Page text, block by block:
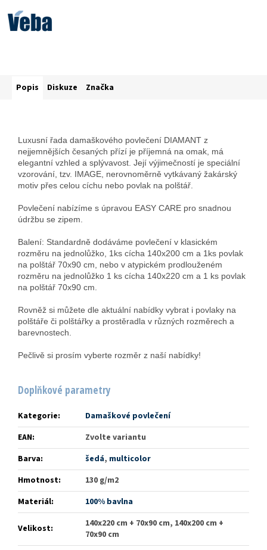
Popis Diskuze Značka
Luxusní řada damaškového povlečení DIAMANT z
nejjemnějších česaných přízí je příjemná na omak, má
elegantní vzhled a splývavost. Její výjimečností je speciální
vzorování, tzv. IMAGE, nerovnoměrně vytkávaný žakárský
motiv přes celou cíchu nebo povlak na polštář.
Povlečení nabízíme s úpravou EASY CARE pro snadnou
údržbu se zipem.
Balení: Standardně dodáváme povlečení v klasickém
rozměru na jednolůžko, 1ks cícha 140x200 cm a 1ks povlak
na polštář 70x90 cm, nebo v atypickém prodlouženém
rozměru na jednolůžko 1 ks cícha 140x220 cm a 1 ks povlak
na polštář 70x90 cm.
Rovněž si můžete dle aktuální nabídky vybrat i povlaky na
polštáře či polštářky a prostěradla v různých rozměrech a
barevnostech.
Pečlivě si prosím vyberte rozměr z naší nabídky!
Doplňkové parametry
Kategorie:
Damaškové povlečení
EAN:
Zvolte variantu
Barva: šedá, multicolor
Hmotnost:
130 g/m2
Materiál: 100% bavlna
Velikost:
140x220 cm + 70x90 cm, 140x200 cm +
70x90 cm